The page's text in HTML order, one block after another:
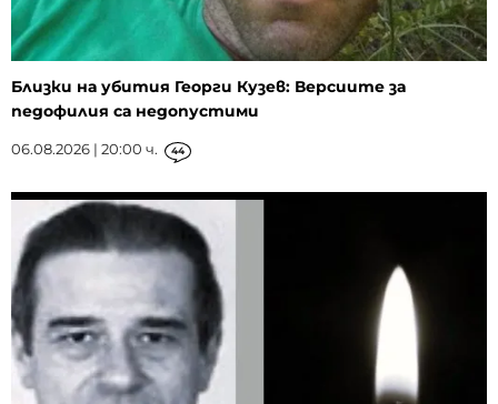
Близки на убития Георги Кузев: Версиите за
педофилия са недопустими
06.08.2026 | 20:00 ч. 44